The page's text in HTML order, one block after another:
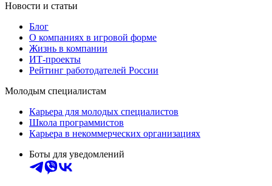
Новости и статьи
Блог
О компаниях в игровой форме
Жизнь в компании
ИТ-проекты
Рейтинг работодателей России
Молодым специалистам
Карьера для молодых специалистов
Школа программистов
Карьера в некоммерческих организациях
Боты для уведомлений